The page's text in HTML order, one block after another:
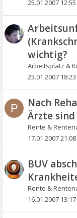
25.01.2007 12:55
wichtig?
Arbeitsplatz &
23.01.2007 18:23
P
Nach
Ärzte
Rente &
17.01.2007 21:08
BUV
Rente &
16.01.2007 13:17